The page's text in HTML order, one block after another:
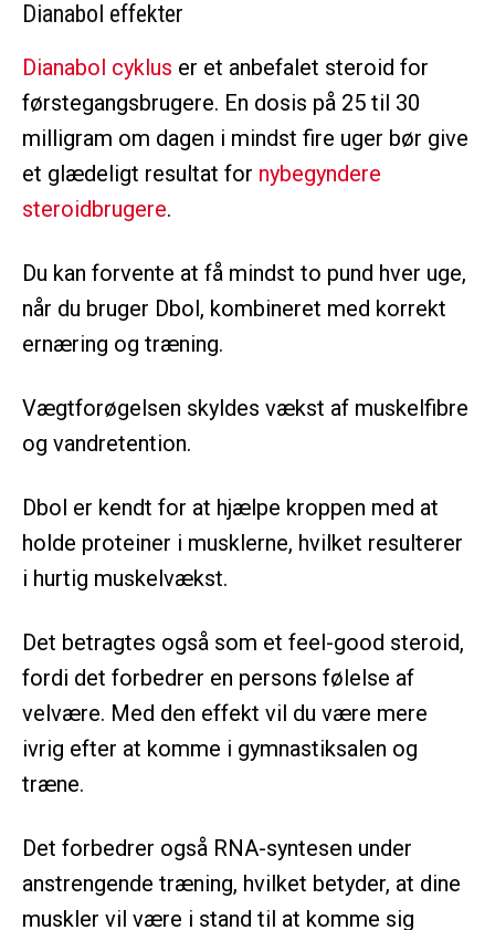
Dianabol effekter
Dianabol cyklus er et anbefalet steroid for
førstegangsbrugere. En dosis på 25 til 30
milligram om dagen i mindst fire uger bør give
et glædeligt resultat for nybegyndere
steroidbrugere.
Du kan forvente at få mindst to pund hver uge,
når du bruger Dbol, kombineret med korrekt
ernæring og træning.
Vægtforøgelsen skyldes vækst af muskelfibre
og vandretention.
Dbol er kendt for at hjælpe kroppen med at
holde proteiner i musklerne, hvilket resulterer
i hurtig muskelvækst.
Det betragtes også som et feel-good steroid,
fordi det forbedrer en persons følelse af
velvære. Med den effekt vil du være mere
ivrig efter at komme i gymnastiksalen og
træne.
Det forbedrer også RNA-syntesen under
anstrengende træning, hvilket betyder, at dine
muskler vil være i stand til at komme sig